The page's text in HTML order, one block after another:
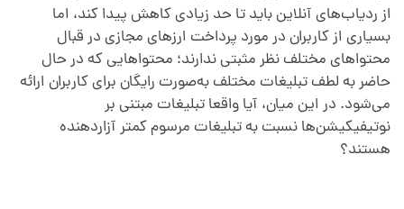
د
ا
ر
از ردیاب‌های آنلاین باید تا حد زیادی کاهش پیدا کند، اما
بسیاری از کاربران در مورد پرداخت ارزهای مجازی در قبال
محتواهای مختلف نظر مثبتی ندارند؛ محتواهایی که در حال
حاضر به لطف تبلیغات مختلف به‌صورت رایگان برای کاربران ارائه
می‌شود. در این میان، آیا واقعا تبلیغات مبتنی بر
نوتیفیکیشن‌ها نسبت به تبلیغات مرسوم کمتر آزاردهنده
هستند؟